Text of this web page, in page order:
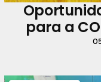
para a